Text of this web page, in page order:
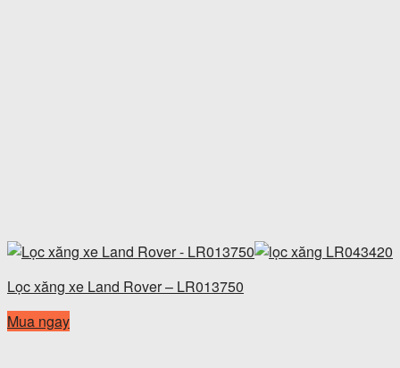
Lọc xăng xe Land Rover – LR013750
Mua ngay